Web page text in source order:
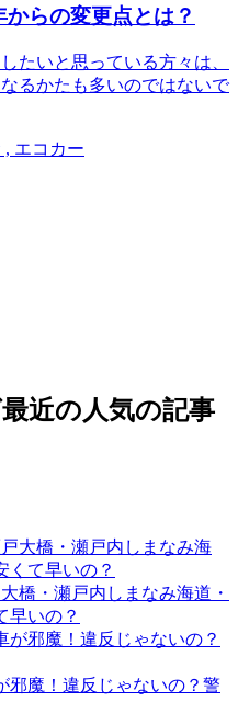
らの変更点とは？
たいと思っている方々は、
るかたも多いのではないで
, エコカー
最近の人気の記事
橋・瀬戸内しまなみ海道・
早いの？
邪魔！違反じゃないの？警